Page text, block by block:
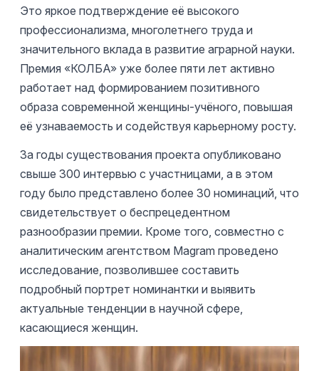
Это яркое подтверждение её высокого
профессионализма, многолетнего труда и
значительного вклада в развитие аграрной науки.
Премия «КОЛБА» уже более пяти лет активно
работает над формированием позитивного
образа современной женщины-учёного, повышая
её узнаваемость и содействуя карьерному росту.
За годы существования проекта опубликовано
свыше 300 интервью с участницами, а в этом
году было представлено более 30 номинаций, что
свидетельствует о беспрецедентном
разнообразии премии. Кроме того, совместно с
аналитическим агентством Magram проведено
исследование, позволившее составить
подробный портрет номинантки и выявить
актуальные тенденции в научной сфере,
касающиеся женщин.